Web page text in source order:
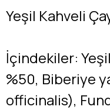
Yeşil Kahveli
İçindekiler:
%50, Biberiye
officinalis),